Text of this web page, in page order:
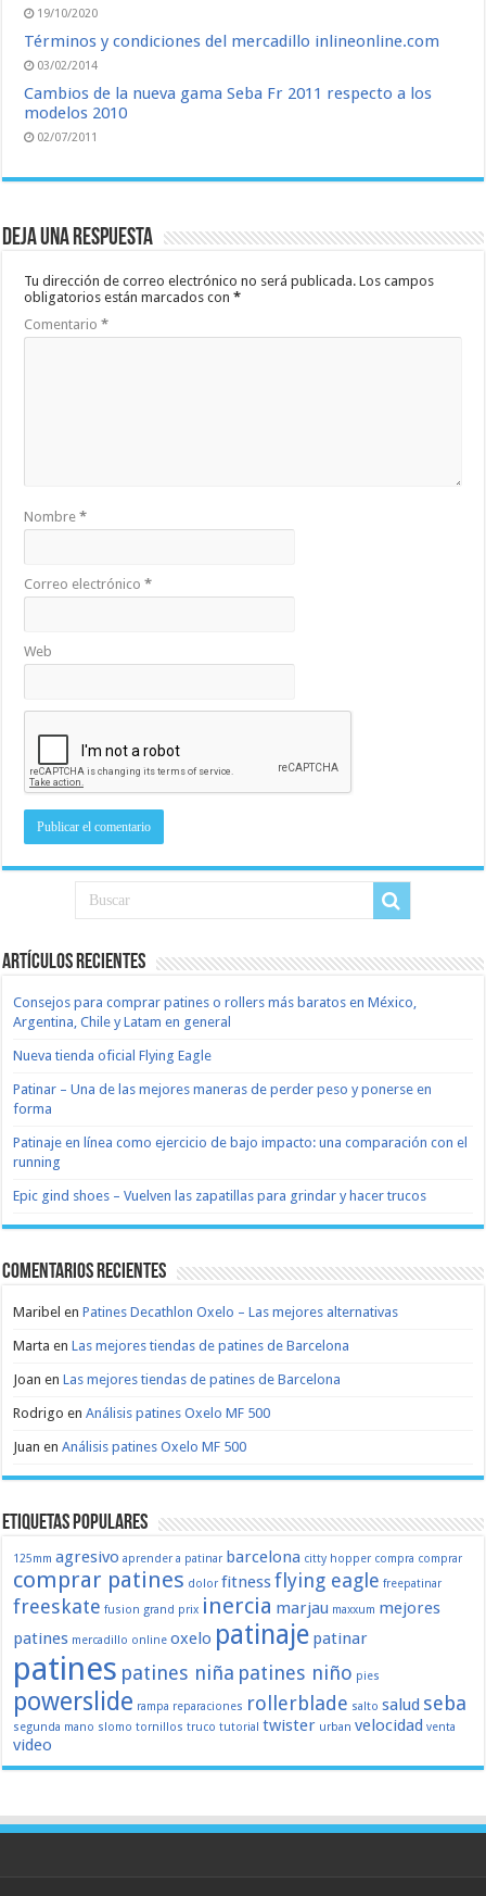
19/10/2020
Términos y condiciones del mercadillo inlineonline.com
03/02/2014
Cambios de la nueva gama Seba Fr 2011 respecto a los
modelos 2010
02/07/2011
Deja una respuesta
Tu dirección de correo electrónico no será publicada. Los campos
obligatorios están marcados con*
Comentario*
Nombre*
Correo electrónico*
Web
Artículos recientes
Consejos para comprar patines o rollers más baratos en México,
Argentina, Chile y Latam en general
Nueva tienda oficial Flying Eagle
Patinar – Una de las mejores maneras de perder peso y ponerse en
forma
Patinaje en línea como ejercicio de bajo impacto: una comparación con el
running
Epic gind shoes – Vuelven las zapatillas para grindar y hacer trucos
Comentarios recientes
Maribel enPatines Decathlon Oxelo – Las mejores alternativas
Marta enLas mejores tiendas de patines de Barcelona
Joan enLas mejores tiendas de patines de Barcelona
Rodrigo enAnálisis patines Oxelo MF 500
Juan enAnálisis patines Oxelo MF 500
Etiquetas populares
125mm agresivo aprender a patinar barcelona citty hopper compra comprar
comprar patines dolor fitnessflying eagle freepatinar
freeskate fusion grand prix inercia marjau maxxum mejores
patines mercadillo online oxelo patinaje patinar
patines patines niña patines niño pies
powerslide rampa reparaciones rollerblade salto salud seba
segunda mano slomo tornillos truco tutorial twister urban velocidad venta
video